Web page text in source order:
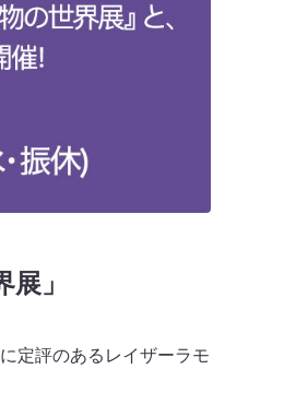
」
定評のあるレイザーラモ